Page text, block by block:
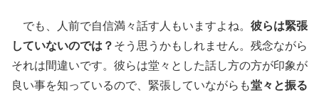
でも、人前で自信満々話す人もいますよね。 彼らは緊張
していないのでは？ そう思うかもしれません。残念ながら
それは間違いです。彼らは堂々とした話し方の方が印象が
良い事を知っているので、緊張していながらも堂々と振る